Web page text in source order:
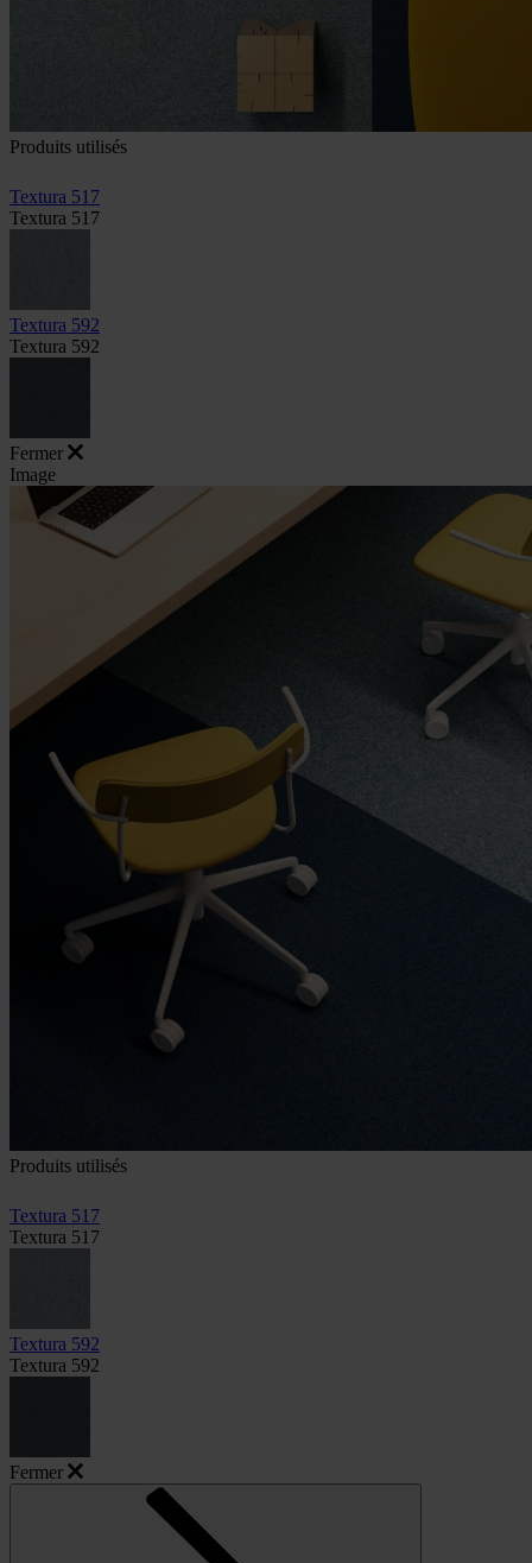
Produits utilisés
Textura 517
Textura 517
Textura 592
Textura 592
Fermer
Image
Produits utilisés
Textura 517
Textura 517
Textura 592
Textura 592
Fermer